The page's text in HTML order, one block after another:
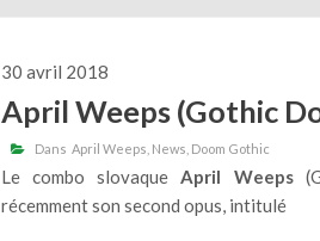
30 avril 2018
April Weeps (Gothic
Dans April Weeps News Doom Gothic
Le combo slovaqueApril Weeps
récemment son second opus, intitulé